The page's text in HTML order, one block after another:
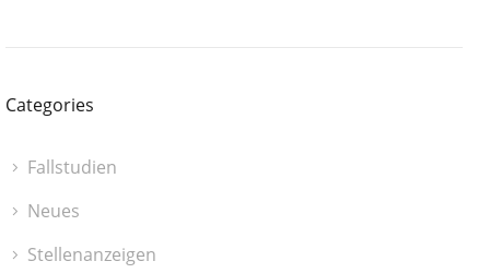
Categories
Fallstudien
Neues
Stellenanzeigen